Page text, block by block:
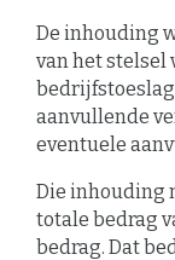
De inhouding
van het stelsel
aanvullende
eventuele
Die inhouding
totale bedrag
bedrag. Dat